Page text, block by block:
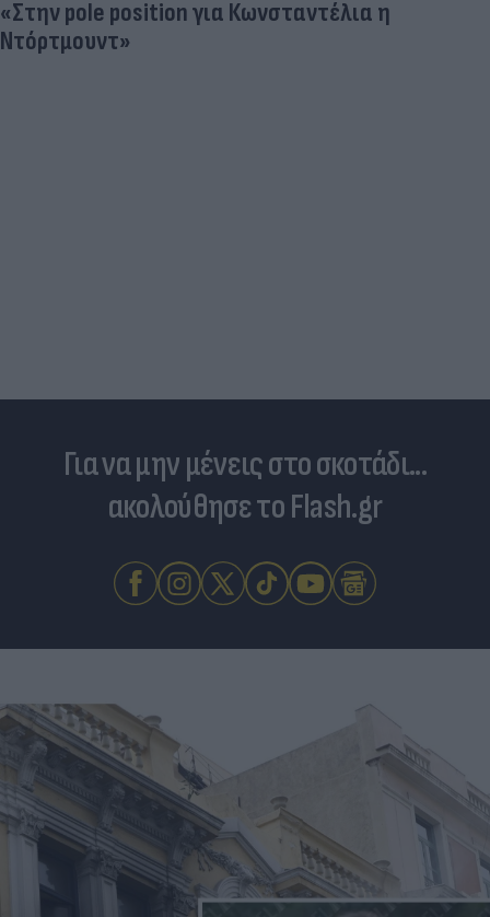
«Στην pole position για Κωνσταντέλια η
Ντόρτμουντ»
Για να μην μένεις στο σκοτάδι...
ακολούθησε το Flash.gr